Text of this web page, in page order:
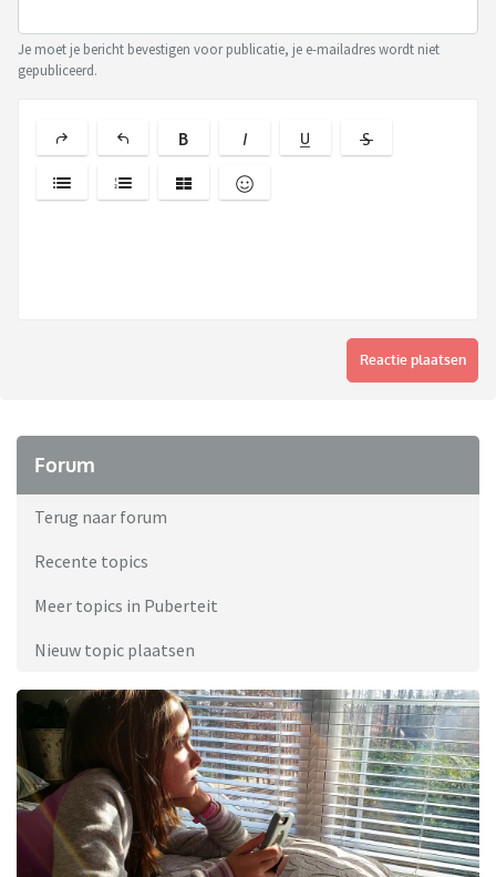
Je moet je bericht bevestigen voor publicatie, je e-mailadres wordt niet
gepubliceerd.
Reactie plaatsen
Forum
Terug naar forum
Recente topics
Meer topics in Puberteit
Nieuw topic plaatsen